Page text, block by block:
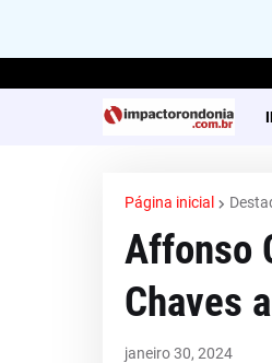
Página inicial
Affonso
Chaves
janeiro 30, 2024